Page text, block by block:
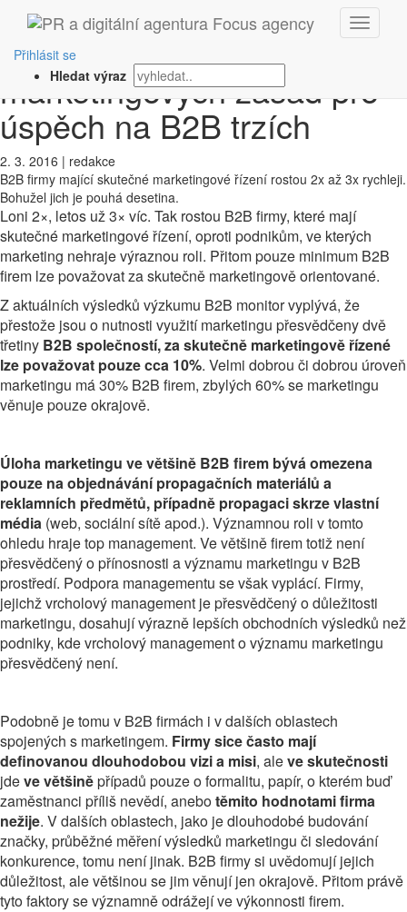
Přihlásit se
Hledat výraz
‹ Zpět
Infografika: 10
marketingových zásad pro
úspěch na B2B trzích
2. 3. 2016 | redakce
B2B firmy mající skutečné marketingové řízení rostou 2x až 3x rychleji.
Bohužel jich je pouhá desetina.
Loni 2×, letos už 3× víc. Tak rostou B2B firmy, které mají
skutečné marketingové řízení, oproti podnikům, ve kterých
marketing nehraje výraznou roli. Přitom pouze minimum B2B
firem lze považovat za skutečně marketingově orientované.
Z aktuálních výsledků výzkumu B2B monitor vyplývá, že
přestože jsou o nutnosti využití marketingu přesvědčeny dvě
třetiny B2B společností, za skutečně marketingově řízené
lze považovat pouze cca 10%. Velmi dobrou či dobrou úroveň
marketingu má 30% B2B firem, zbylých 60% se marketingu
věnuje pouze okrajově.
Úloha marketingu ve většině B2B firem bývá omezena
pouze na objednávání propagačních materiálů a
reklamních předmětů, případně propagaci skrze vlastní
média (web, sociální sítě apod.). Významnou roli v tomto
ohledu hraje top management. Ve většině firem totiž není
přesvědčený o přínosnosti a významu marketingu v B2B
prostředí. Podpora managementu se však vyplácí. Firmy,
jejichž vrcholový management je přesvědčený o důležitosti
marketingu, dosahují výrazně lepších obchodních výsledků než
podniky, kde vrcholový management o významu marketingu
přesvědčený není.
Podobně je tomu v B2B firmách i v dalších oblastech
spojených s marketingem. Firmy sice často mají
definovanou dlouhodobou vizi a misi, aleve skutečnosti
jdeve většiněpřípadů pouze o formalitu, papír, o kterém buď
zaměstnanci příliš nevědí, anebotěmito hodnotami firma
nežije. V dalších oblastech, jako je dlouhodobé budování
značky, průběžné měření výsledků marketingu či sledování
konkurence, tomu není jinak. B2B firmy si uvědomují jejich
důležitost, ale většinou se jim věnují jen okrajově. Přitom právě
tyto faktory se významně odrážejí ve výkonnosti firem.